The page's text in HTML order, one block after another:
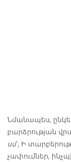
Նմանապես,
բարձրության
սմ, Ի
չափումներ,